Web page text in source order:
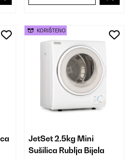
JetSet 2.5kg Mini
Sušilica Rublja Bijela
KORIŠTENO